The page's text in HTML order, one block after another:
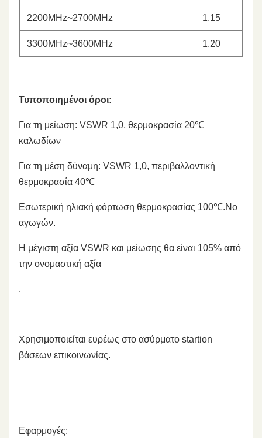
2200MHz~2700MHz 1.15
3300MHz~3600MHz 1.20
Τυποποιημένοι όροι:
Για τη μείωση: VSWR 1,0, θερμοκρασία 20℃
καλωδίων
Για τη μέση δύναμη: VSWR 1,0, περιβαλλοντική
θερμοκρασία 40℃
Εσωτερική ηλιακή φόρτωση θερμοκρασίας 100℃.No
αγωγών.
Η μέγιστη αξία VSWR και μείωσης θα είναι 105% από
την ονομαστική αξία
.
Χρησιμοποιείται ευρέως στο ασύρματο startion
βάσεων επικοινωνίας.
Εφαρμογές: